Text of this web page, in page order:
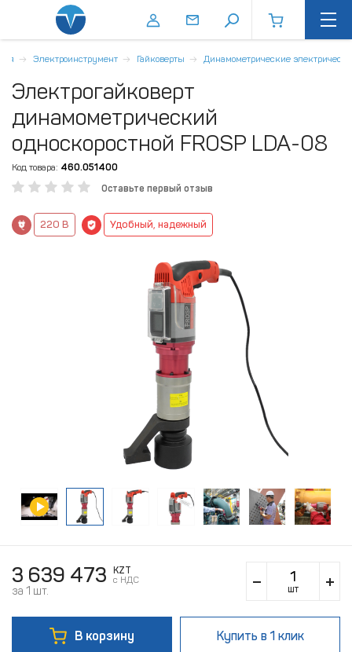
Электроинструмент Гайковерты Динамометрические
Электрогайковерт
динамометрический
односкоростной FROSP LDA-08
Код товара: 460.051400
Оставьте первый отзыв
220 В Удобный, надежный
3 639 473
KZT
c НДС
за 1 шт. шт
В корзину Купить в 1 клик